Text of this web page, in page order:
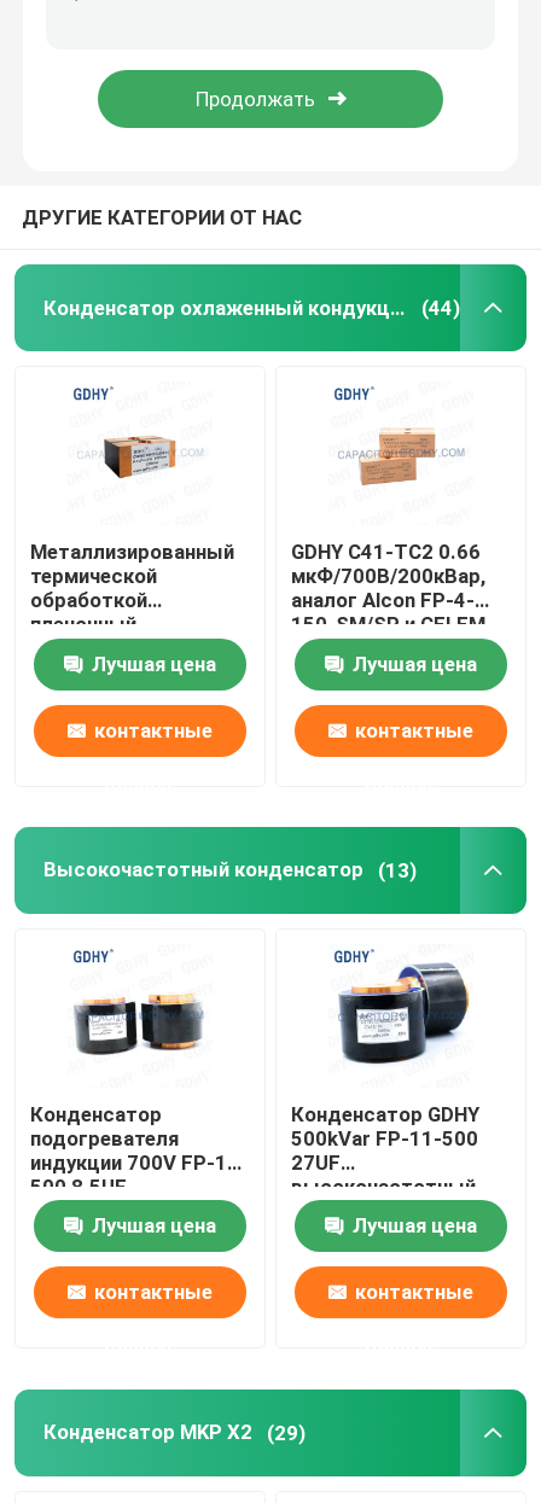
Пленочный конденсатор силы
Конденсатор подогревателя индукции
Резонирующий конденсатор
Пленочные конденсаторы СВЯЗИ DC
Конденсатор CL21
ДРУГИЕ КАТЕГОРИИ ОТ НАС
Конденсатор охлаженный кондукцией (44)
Металлизированный
термической
обработкой
пленочный
конденсатор
полипропилена
600VAC GDHY
Лучшая цена
контактные
GDHY C41-TC2 0.66
мкФ/700В/200кВар,
аналог Alcon FP-4-
150-SM/SP и CELEM
CSM150 конденсатор
с воздушным
охлаждением
Лучшая цена
контактные
Высокочастотный конденсатор (13)
Конденсатор
подогревателя
индукции 700V FP-11-
500 8.5UF
высокочастотный
Лучшая цена
контактные
Конденсатор GDHY
500kVar FP-11-500
27UF
высокочастотный
Лучшая цена
контактные
Конденсатор MKP X2 (29)